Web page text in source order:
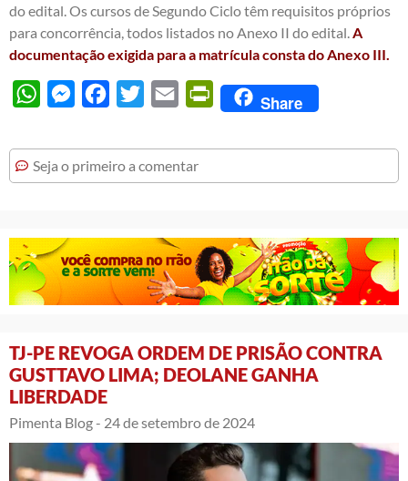
do edital. Os cursos de Segundo Ciclo têm requisitos próprios
para concorrência, todos listados no Anexo II do edital.A
documentação exigida para a matrícula consta do Anexo III.
WhatsAppMessengerFacebook
Twitter Email PrintFriendly
Share
Seja o primeiro a comentar
TJ-PE REVOGA ORDEM DE PRISÃO CONTRA
GUSTTAVO LIMA; DEOLANE GANHA
LIBERDADE
Pimenta Blog - 24 de setembro de 2024